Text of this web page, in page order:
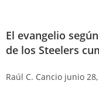
El evangelio
de los Steelers
Raúl C. Cancio junio